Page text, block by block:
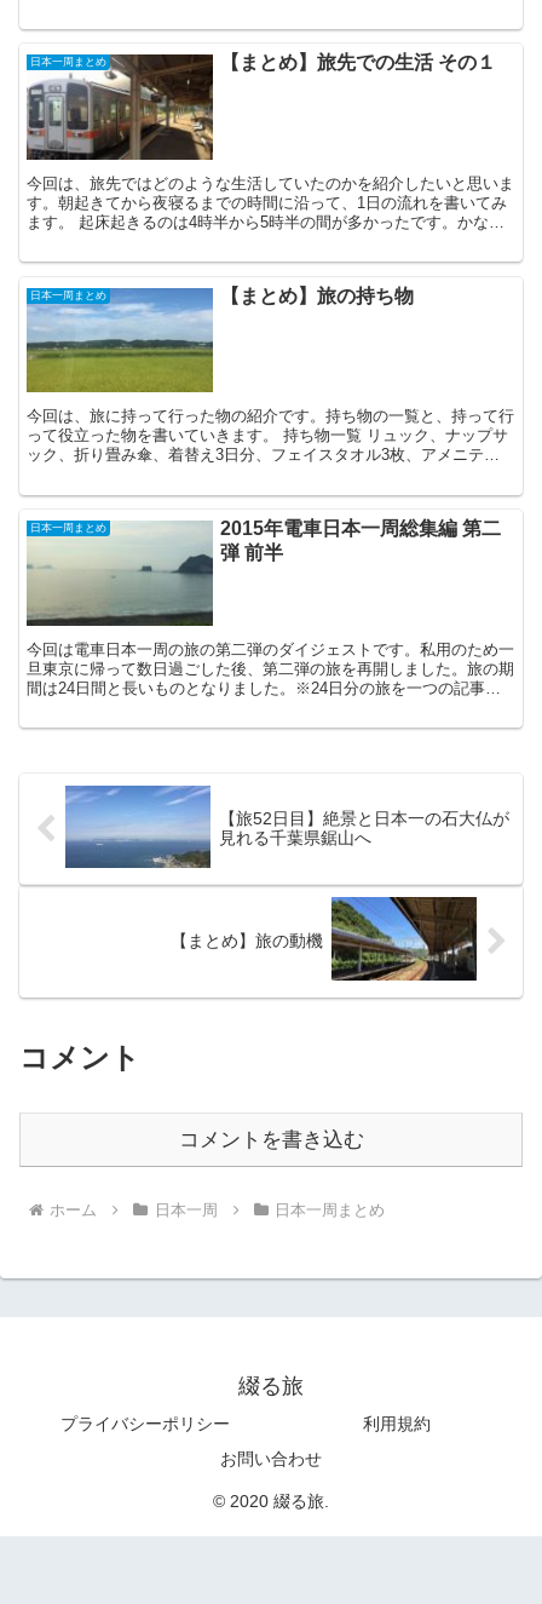
日本一周まとめ 【まとめ】旅先での生活 その１
今回は、旅先ではどのような生活していたのかを紹介したいと思いま
す。朝起きてから夜寝るまでの時間に沿って、1日の流れを書いてみ
ます。 起床起きるのは4時半から5時半の間が多かったです。かなり
日本一周まとめ 【まとめ】旅の持ち物
今回は、旅に持って行った物の紹介です。持ち物の一覧と、持って行
って役立った物を書いていきます。 持ち物一覧 リュック、ナップサ
ック、折り畳み傘、着替え3日分、フェイスタオル3枚、アメニティ
日本一周まとめ
2015年電車日本一周総集編 第二
弾 前半
今回は電車日本一周の旅の第二弾のダイジェストです。私用のため一
旦東京に帰って数日過ごした後、第二弾の旅を再開しました。旅の期
間は24日間と長いものとなりました。※24日分の旅を一つの記事に
【旅52日目】絶景と日本一の石大仏が
見れる千葉県鋸山へ
【まとめ】旅の動機
コメント
コメントを書き込む
ホーム 日本一周 日本一周まとめ
綴る旅
プライバシーポリシー
利用規約
お問い合わせ
© 2020 綴る旅.